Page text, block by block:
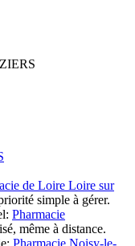
de Loire Loire sur
simple à gérer.
Pharmacie
même à distance.